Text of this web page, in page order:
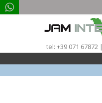
tel: +39 071 67872 |